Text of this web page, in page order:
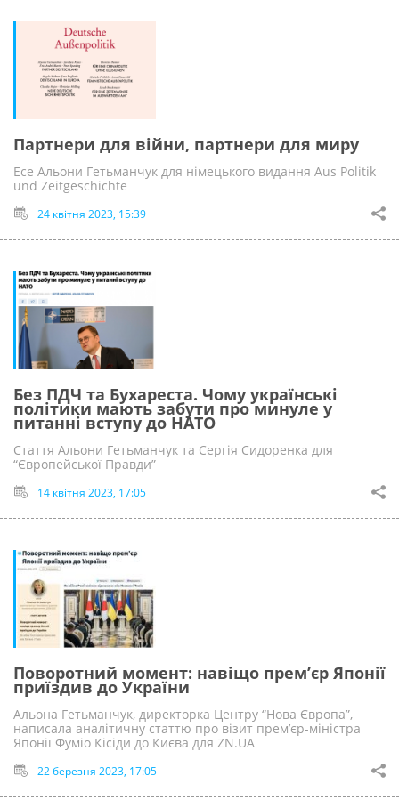
Партнери для війни, партнери для миру
Есе Альони Гетьманчук для німецького видання Aus Politik
und Zeitgeschichte
24 квітня 2023, 15:39
Без ПДЧ та Бухареста. Чому українські
політики мають забути про минуле у
питанні вступу до НАТО
Стаття Альони Гетьманчук та Сергія Сидоренка для
“Європейської Правди”
14 квітня 2023, 17:05
Поворотний момент: навіщо прем’єр Японії
приїздив до України
Альона Гетьманчук, директорка Центру “Нова Європа”,
написала аналітичну статтю про візит прем’єр-міністра
Японії Фуміо Кісіди до Києва для ZN.UA
22 березня 2023, 17:05